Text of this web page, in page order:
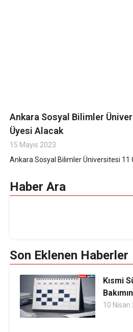
Ankara Sosyal Bilimler
Üyesi Alacak
15 Mayıs 2023
Ankara Sosyal Bilimler Üniversitesi 11
Haber Ara
Son Eklenen Haberler
Kısmi
10 Nisan